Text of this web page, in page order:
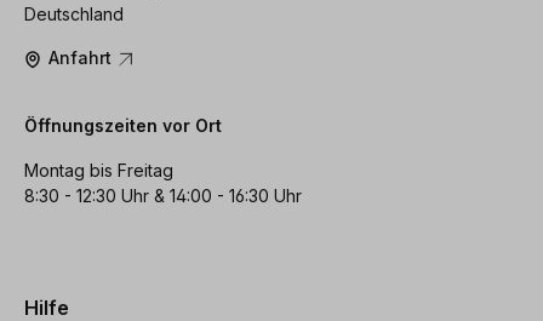
Deutschland
Anfahrt
Öffnungszeiten vor Ort
Montag bis Freitag
8:30 - 12:30 Uhr & 14:00 - 16:30 Uhr
Hilfe